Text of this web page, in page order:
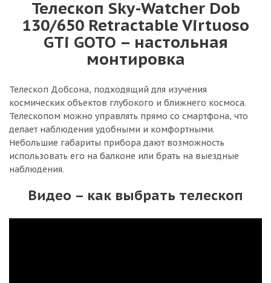
Телескоп Sky-Watcher Dob
130/650 Retractable Virtuoso
GTi GOTO – настольная
монтировка
Телескоп Добсона, подходящий для изучения
космических объектов глубокого и ближнего космоса.
Телескопом можно управлять прямо со смартфона, что
делает наблюдения удобными и комфортными.
Небольшие габариты прибора дают возможность
использовать его на балконе или брать на выездные
наблюдения.
Видео – как выбрать телескоп